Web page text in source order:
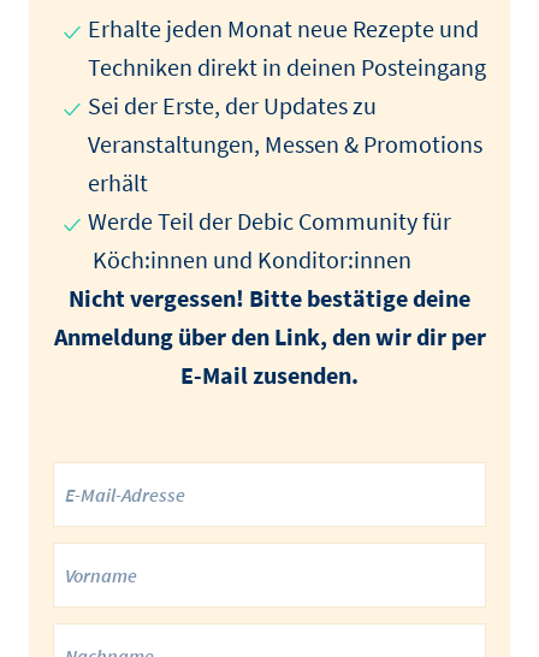
Erhalte jeden Monat neue Rezepte und
Techniken direkt in deinen Posteingang
Sei der Erste, der Updates zu
Veranstaltungen, Messen & Promotions
erhält
Werde Teil der Debic Community für
Köch:innen und Konditor:innen
Nicht vergessen! Bitte bestätige deine
Anmeldung über den Link, den wir dir per
E-Mail zusenden.